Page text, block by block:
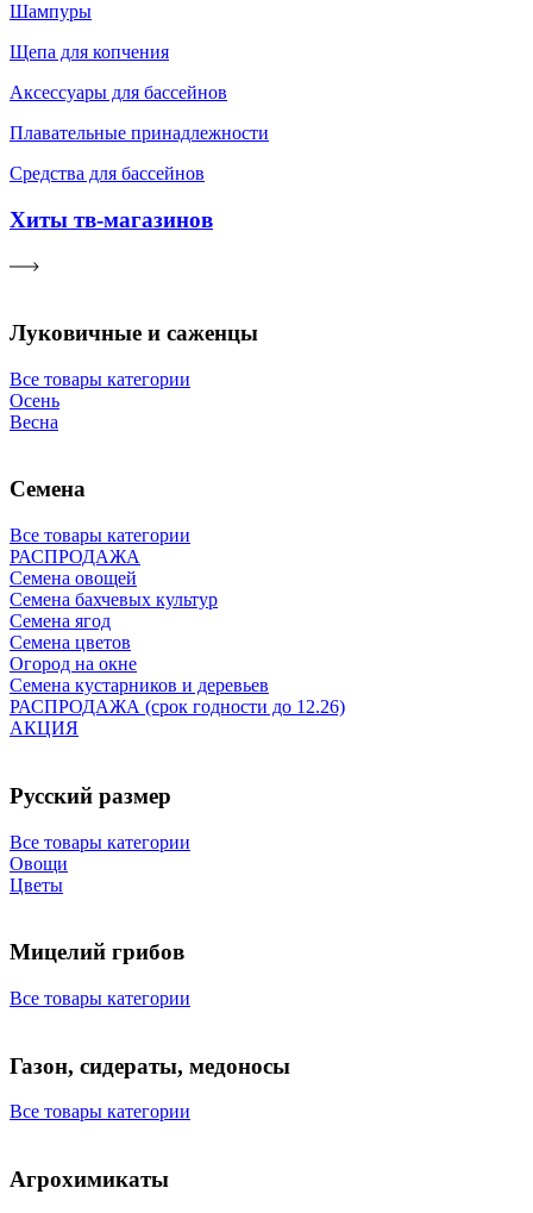
Шампуры
Щепа для копчения
Аксессуары для бассейнов
Плавательные принадлежности
Средства для бассейнов
Хиты тв-магазинов
Луковичные и саженцы
Все товары категории
Осень
Весна
Семена
Все товары категории
РАСПРОДАЖА
Семена овощей
Семена бахчевых культур
Семена ягод
Семена цветов
Огород на окне
Семена кустарников и деревьев
РАСПРОДАЖА (срок годности до 12.26)
АКЦИЯ
Русский размер
Все товары категории
Овощи
Цветы
Мицелий грибов
Все товары категории
Газон, сидераты, медоносы
Все товары категории
Агрохимикаты